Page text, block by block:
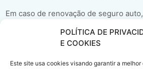
POLÍTICA DE
E COOKIES
Este site usa cookies visando garantir a
Em caso de renovação de seguro